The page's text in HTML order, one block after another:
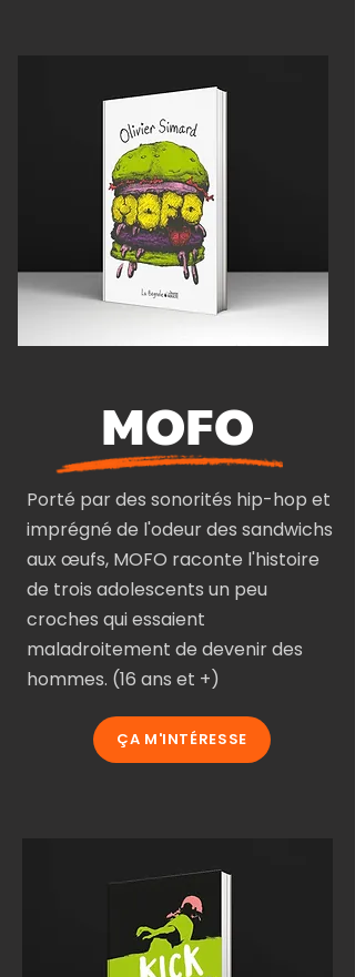
MOFO
Porté par des sonorités hip-hop et
imprégné de l'odeur des sandwichs
aux œufs, MOFO raconte l'histoire
de trois adolescents un peu
croches qui essaient
maladroitement de devenir des
hommes. (16 ans et +)
ÇA M'INTÉRESSE